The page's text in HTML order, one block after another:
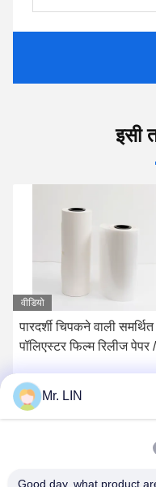
इसी
वीडियो
पारदर्शी चिपकने वाली समर्थित
पॉलिएस्टर फिल्म रिलीज पेपर /
सर्वोत्तम मूल्य प्राप्त करें
Mr. LIN
Good day, what product